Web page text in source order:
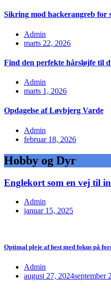
Sikring mod hackerangreb for
Admin
marts 22, 2026
Find den perfekte hårsløjfe til
Admin
marts 1, 2026
Opdagelse af Løvbjerg Varde
Admin
februar 18, 2026
Hobby og Dyr
Englekort som en vej til
Admin
januar 15, 2025
Optimal pleje af hest med fokus på
Admin
august 27, 2024september